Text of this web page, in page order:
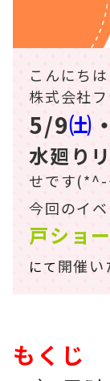
こんにち
株式会社
5/9㈯
水廻り
せです
今回のイベ
戸ショ
にて 開催い
もくじ